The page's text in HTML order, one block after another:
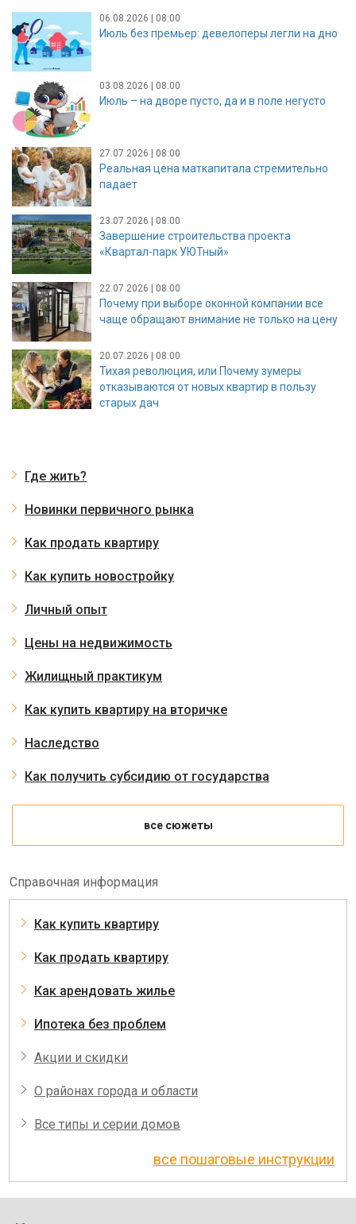
06.08.2026 | 08:00
Июль без премьер: девелоперы легли на дно
03.08.2026 | 08:00
Июль – на дворе пусто, да и в поле негусто
27.07.2026 | 08:00
Реальная цена маткапитала стремительно
падает
23.07.2026 | 08:00
Завершение строительства проекта
«Квартал-парк УЮТный»
22.07.2026 | 08:00
Почему при выборе оконной компании все
чаще обращают внимание не только на цену
20.07.2026 | 08:00
Тихая революция, или Почему зумеры
отказываются от новых квартир в пользу
старых дач
Где жить?
Новинки первичного рынка
Как продать квартиру
Как купить новостройку
Личный опыт
Цены на недвижимость
Жилищный практикум
Как купить квартиру на вторичке
Наследство
Как получить субсидию от государства
все сюжеты
Справочная информация
Как купить квартиру
Как продать квартиру
Как арендовать жилье
Ипотека без проблем
Акции и скидки
О районах города и области
Все типы и серии домов
все пошаговые инструкции